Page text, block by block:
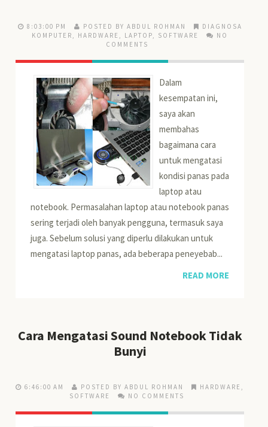
8:03:00 PM POSTED BY ABDUL ROHMAN
DIAGNOSA
KOMPUTER , HARDWARE , LAPTOP, SOFTWARE
NO
COMMENTS
Dalam
kesempatan ini,
saya akan
membahas
bagaimana cara
untuk mengatasi
kondisi panas pada
laptop atau
notebook. Permasalahan laptop atau notebook panas
sering terjadi oleh banyak pengguna, termasuk saya
juga. Sebelum solusi yang diperlu dilakukan untuk
mengatasi laptop panas, ada beberapa peneyebab...
READ MORE
Cara Mengatasi Sound Notebook Tidak
Bunyi
6:46:00 AM POSTED BY ABDUL ROHMAN HARDWARE ,
SOFTWARE
NO COMMENTS